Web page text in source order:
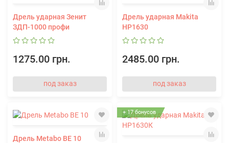
Дрель ударная Зенит
ЗДП-1000 профи
1275.00 грн.
под заказ
Дрель ударная Makita
HP1630
2485.00 грн.
под заказ
Дрель Metabo BE 10
+ 17 бонусов